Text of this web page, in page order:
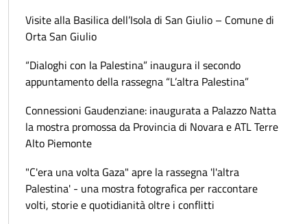
Visite alla Basilica dell’Isola di San Giulio – Comune di
Orta San Giulio
“Dialoghi con la Palestina” inaugura il secondo
appuntamento della rassegna “L’altra Palestina”
Connessioni Gaudenziane: inaugurata a Palazzo Natta
la mostra promossa da Provincia di Novara e ATL Terre
Alto Piemonte
"C'era una volta Gaza" apre la rassegna 'l'altra
Palestina' - una mostra fotografica per raccontare
volti, storie e quotidianità oltre i conflitti